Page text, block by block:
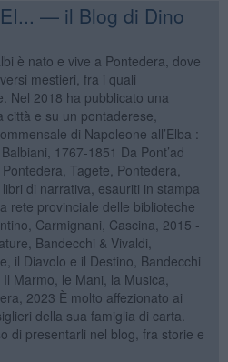
— il Blog di Dino
è nato e vive a Pontedera, dove
mestieri, fra i quali
Nel 2018 ha pubblicato una
città e su un pontaderese,
di Napoleone all’Elba :
1767-1851 Da Pont’ad
Tagete, Pontedera,
di narrativa, esauriti in stampa
rete provinciale delle biblioteche
Carmignani, Cascina, 2015 -
Bandecchi & Vivaldi,
il Diavolo e il Destino, Bandecchi
Marmo, le Mani, la Musica,
2023 È molto affezionato ai
della sua famiglia di carta.
di presentarli nel blog, fra storie e